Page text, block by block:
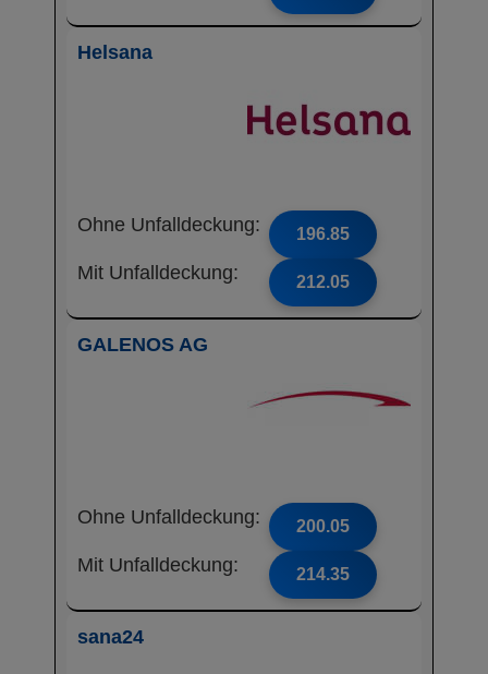
Helsana
Ohne Unfalldeckung: 196.85
Mit Unfalldeckung: 212.05
GALENOS AG
Ohne Unfalldeckung: 200.05
Mit Unfalldeckung: 214.35
sana24